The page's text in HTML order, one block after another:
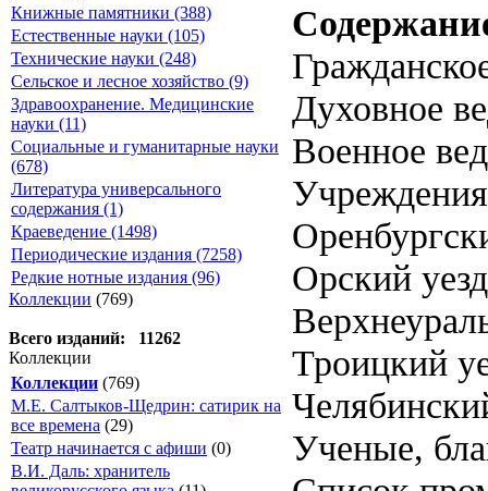
Книжные памятники (388)
Естественные науки (105)
Технические науки (248)
Сельское и лесное хозяйство (9)
Здравоохранение. Медицинские
науки (11)
Социальные и гуманитарные науки
(678)
Литература универсального
содержания (1)
Краеведение (1498)
Периодические издания (7258)
Редкие нотные издания (96)
Коллекции (769)
Всего изданий: 11262
Коллекции
Коллекции (769)
М.Е. Салтыков-Щедрин: сатирик на
все времена (29)
Театр начинается с афиши (0)
В.И. Даль: хранитель
Духовное
Военное
Орский уезд
Троицкий
Ученые,